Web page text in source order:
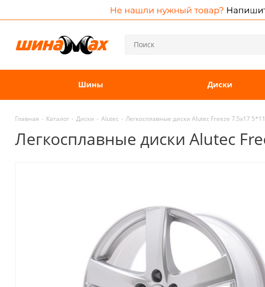
Шины Диски
Главная - Каталог - Диски - Alutec - Легкосплавные диски Alutec Freeze 7.5x17
Легкосплавные диски Alutec